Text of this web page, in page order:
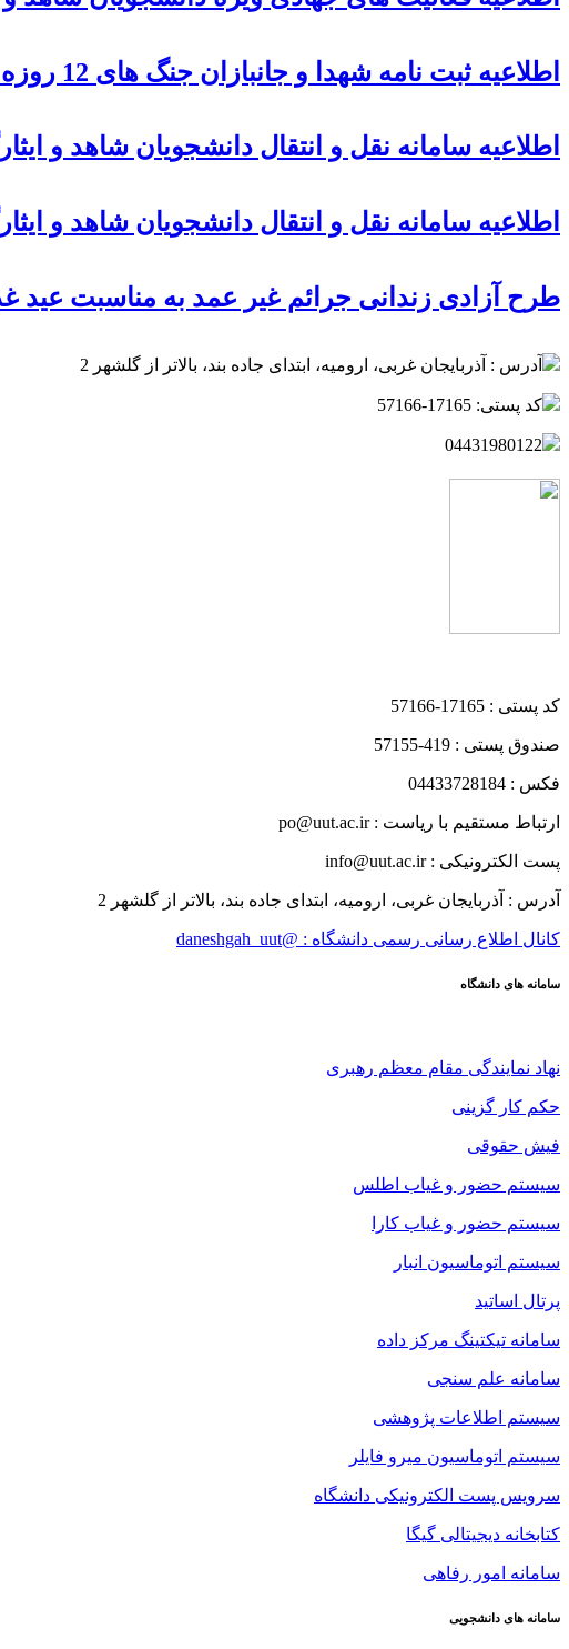
اطلاعیه ثبت نامه شهدا و جانبازان جنگ های 12 روزه و رمضان
اطلاعیه سامانه نقل و انتقال دانشجویان شاهد و
اطلاعیه سامانه نقل و انتقال دانشجویان شاهد و
طرح آزادی زندانی جرائم غیر عمد به مناسبت عید
آدرس : آذربایجان غربی، ارومیه، ابتدای جاده بند، بالاتر از گلشهر 2
کد پستی: 17165-57166
04431980122
کد پستی : 17165-57166
صندوق پستی : 419-57155
فکس : 04433728184
ارتباط مستقیم با ریاست : po@uut.ac.ir
پست الکترونیکی : info@uut.ac.ir
آدرس : آذربایجان غربی، ارومیه، ابتدای جاده بند، بالاتر از گلشهر 2
کانال اطلاع رسانی رسمی دانشگاه : @daneshgah_uut
سامانه های دانشگاه
نهاد نمایندگی مقام معظم رهبری
حکم کار گزینی
فیش حقوقی
سیستم حضور و غیاب اطلس
سیستم حضور و غیاب کارا
سیستم اتوماسیون انبار
پرتال اساتید
سامانه تیکتینگ مرکز داده
سامانه علم سنجی
سیستم اطلاعات پژوهشی
سیستم اتوماسیون میرو فایلر
سرویس پست الکترونیکی دانشگاه
کتابخانه دیجیتالی گیگا
سامانه امور رفاهی
سامانه های دانشجویی